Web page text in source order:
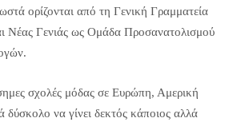
ορίζονται από τη Γενική Γραμματεία
Νέας Γενιάς ως Ομάδα Προσανατολισμού
σχολές μόδας σε Ευρώπη, Αμερική
δύσκολο να γίνει δεκτός κάποιος αλλά